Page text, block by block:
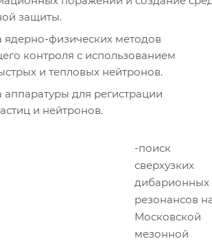
защиты.
ядерно-физических методов
контроля с использованием
и тепловых нейтронов.
аппаратуры для регистрации
и нейтронов.
-поиск
сверхузких
дибарионных
резонансов
Московской
мезонной